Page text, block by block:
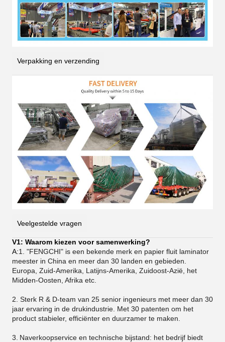
Verpakking en verzending
Veelgestelde vragen
V1: Waarom kiezen voor samenwerking?
A:1. "FENGCHI" is een bekende merk en papier fluit laminator
meester in China en meer dan 30 landen en gebieden.
Europa, Zuid-Amerika, Latijns-Amerika, Zuidoost-Azië, het
Midden-Oosten, Afrika etc.
2. Sterk R & D-team van 25 senior ingenieurs met meer dan 30
jaar ervaring in de drukindustrie. Met 30 patenten om het
product stabieler, efficiënter en duurzamer te maken.
3. Naverkoopservice en technische bijstand: het bedrijf biedt